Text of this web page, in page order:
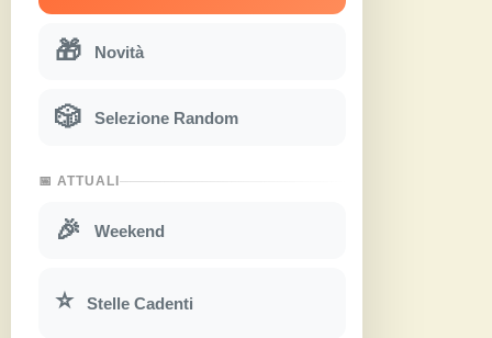
🎁 Novità
🎲 Selezione Random
📅 ATTUALI
🎉 Weekend
⭐ Stelle Cadenti